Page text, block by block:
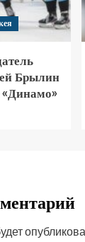
Брылин
«Динамо»